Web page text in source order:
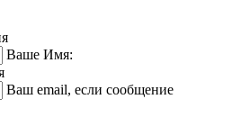
Ваше Имя:
Ваш еmail, если сообщение